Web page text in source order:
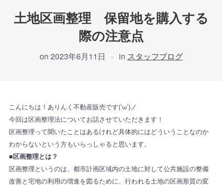
土地区画整理 保留地を購入する
際の注意点
on 2023年6月11日 in スタッフブログ
こんにちは！ありんく不動産販売です(‘ω’)ノ
今回は区画整理法についてお話させていただきます！
区画整理って聞いたことはあるけれど具体的にはどういうことなのか
わからないという方もいらっしゃると思います。
■区画整理とは？
区画整理というのは、都市計画区域内の土地に対して公共施設の整備
改善と宅地の利用の増進を図るために、行われる土地の区画形質の変